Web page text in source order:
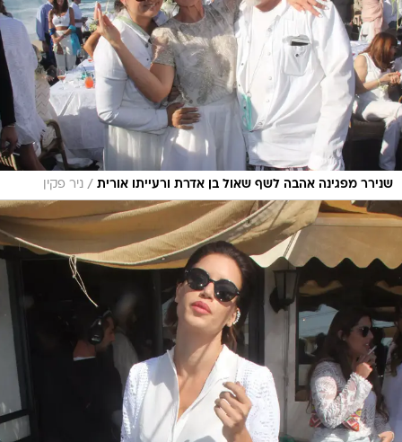
שנירר מפגינה אהבה לשף שאול בן אדרת ורעייתו אורית / ניר פקין